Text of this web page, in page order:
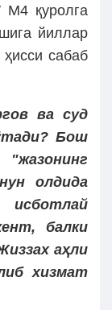
қуролга
йиллар
сабаб
ва суд
Бош
олдида
балки
аҳли
хизмат